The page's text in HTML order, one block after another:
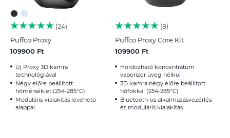
24
Puffco Proxy
109900 Ft
Új Proxy 3D kamra
technológiával
Négy előre beállított
hőmérséklet (254-285°C)
Moduláris kialakítás levehető
alappal
8
Puffco Proxy Core Kit
109900 Ft
Hordozható koncentrátum
vaporizer üveg nélkül
3D kamra négy előre beállított
hőfokkal (254-285°C)
Bluetooth-os alkalmazásvezérlés
és moduláris kialakítás